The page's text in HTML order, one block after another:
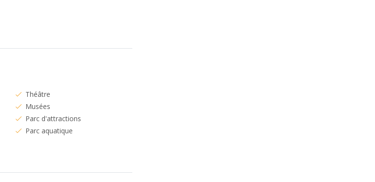
Théâtre
Musées
Parc d'attractions
Parc aquatique